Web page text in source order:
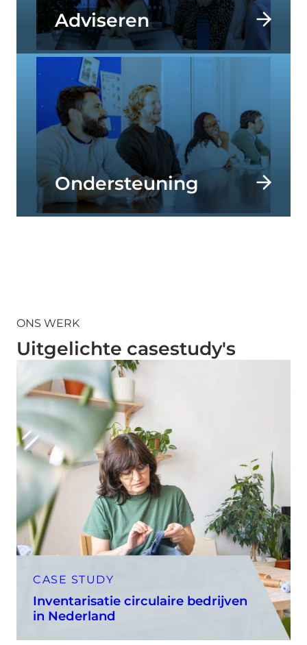
Adviseren
Ondersteuning
ONS WERK
Uitgelichte casestudy's
CASE STUDY
Inventarisatie circulaire bedrijven
in Nederland